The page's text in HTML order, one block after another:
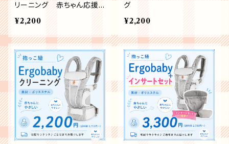
リーニング 赤ちゃん応援
キャンペーン
¥2,200
グ
¥2,200